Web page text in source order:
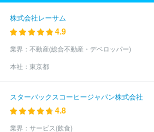
株式会社レーサム
4.9
業界： 不動産(総合不動産・デベロッパー)
本社： 東京都
スターバックスコーヒージャパン株式会社
4.8
業界： サービス(飲食)